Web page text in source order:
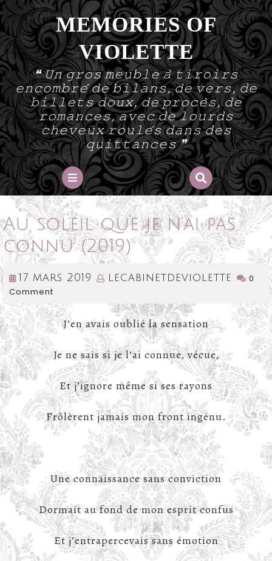
Skip
to
content
MEMORIES OF
VIOLETTE
❝ 𝚄𝚗 𝚐𝚛𝚘𝚜 𝚖𝚎𝚞𝚋𝚕𝚎 𝚊̀ 𝚝𝚒𝚛𝚘𝚒𝚛𝚜
𝚎𝚗𝚌𝚘𝚖𝚋𝚛𝚎́ 𝚍𝚎 𝚋𝚒𝚕𝚊𝚗𝚜, 𝚍𝚎 𝚟𝚎𝚛𝚜, 𝚍𝚎
𝚋𝚒𝚕𝚕𝚎𝚝𝚜 𝚍𝚘𝚞𝚡, 𝚍𝚎 𝚙𝚛𝚘𝚌𝚎̀𝚜, 𝚍𝚎
𝚛𝚘𝚖𝚊𝚗𝚌𝚎𝚜, 𝚊𝚟𝚎𝚌 𝚍𝚎 𝚕𝚘𝚞𝚛𝚍𝚜
𝚌𝚑𝚎𝚟𝚎𝚞𝚡 𝚛𝚘𝚞𝚕𝚎́𝚜 𝚍𝚊𝚗𝚜 𝚍𝚎𝚜
𝚚𝚞𝚒𝚝𝚝𝚊𝚗𝚌𝚎𝚜 ❞
Open
Button
Au soleil que je n’ai pas
connu (2019)
17 mars 2019 17
2019
lecabinetdeviolette
0
Comment
J’en avais oublié la sensation
Je ne sais si je l’ai connue, vécue,
Et j’ignore même si ses rayons
Frôlèrent jamais mon front ingénu.
Une connaissance sans conviction
Dormait au fond de mon esprit confus
Et j’entrapercevais sans émotion